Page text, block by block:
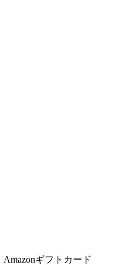
ギフトカード